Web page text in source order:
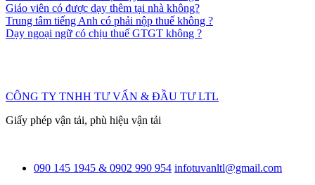
Giáo viên có được dạy thêm tại nhà không?
Trung tâm tiếng Anh có phải nộp thuế không ?
Dạy ngoại ngữ có chịu thuế GTGT không ?
CÔNG TY TNHH TƯ VẤN & ĐẦU TƯ LTL
Giấy phép vận tải, phù hiệu vận tải
090 145 1945 & 0902 990 954 infotuvanltl@gmail.com